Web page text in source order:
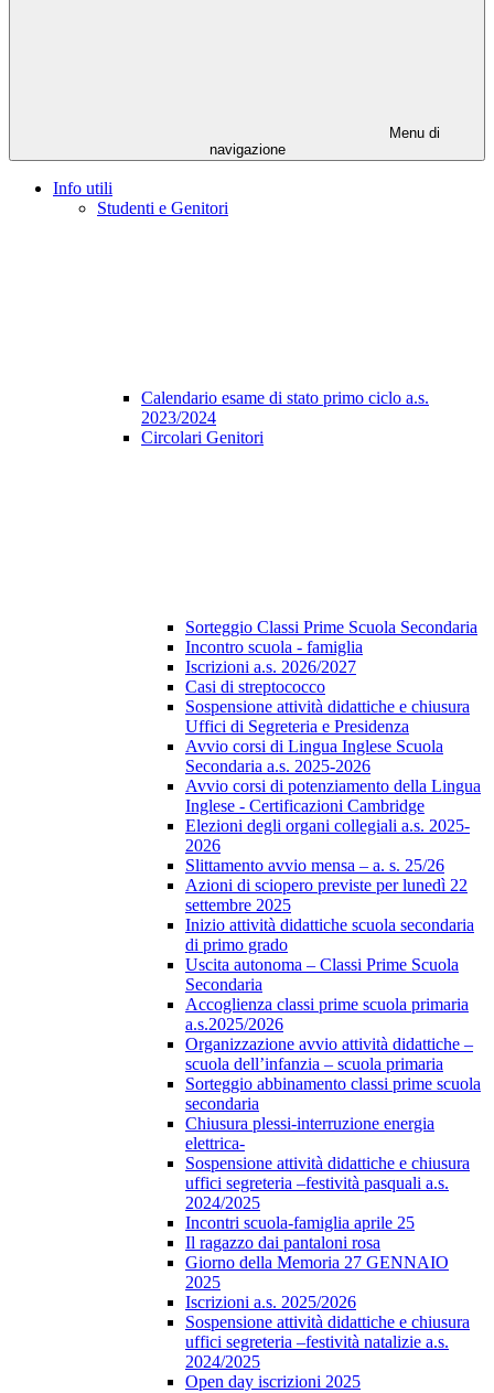
Menu di
navigazione
Info utili
Studenti e Genitori
Calendario esame di stato primo ciclo a.s.
2023/2024
Circolari Genitori
Sorteggio Classi Prime Scuola Secondaria
Incontro scuola - famiglia
Iscrizioni a.s. 2026/2027
Casi di streptococco
Sospensione attività didattiche e chiusura
Uffici di Segreteria e Presidenza
Avvio corsi di Lingua Inglese Scuola
Secondaria a.s. 2025-2026
Avvio corsi di potenziamento della Lingua
Inglese - Certificazioni Cambridge
Elezioni degli organi collegiali a.s. 2025-
2026
Slittamento avvio mensa – a. s. 25/26
Azioni di sciopero previste per lunedì 22
settembre 2025
Inizio attività didattiche scuola secondaria
di primo grado
Uscita autonoma – Classi Prime Scuola
Secondaria
Accoglienza classi prime scuola primaria
a.s.2025/2026
Organizzazione avvio attività didattiche –
scuola dell’infanzia – scuola primaria
Sorteggio abbinamento classi prime scuola
secondaria
Chiusura plessi-interruzione energia
elettrica-
Sospensione attività didattiche e chiusura
uffici segreteria –festività pasquali a.s.
2024/2025
Incontri scuola-famiglia aprile 25
Il ragazzo dai pantaloni rosa
Giorno della Memoria 27 GENNAIO
2025
Iscrizioni a.s. 2025/2026
Sospensione attività didattiche e chiusura
uffici segreteria –festività natalizie a.s.
2024/2025
Open day iscrizioni 2025